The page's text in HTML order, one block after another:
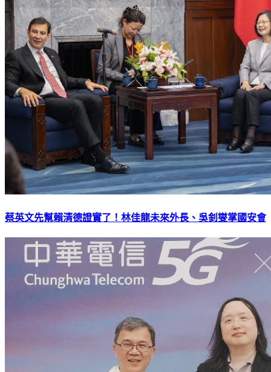
蔡英文先幫賴清德證實了！林佳龍未來外長、吳釗燮掌國安會